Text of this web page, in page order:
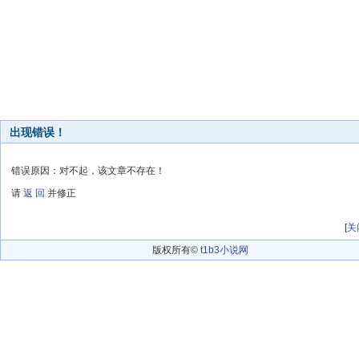
出现错误！
错误原因：对不起，该文章不存在！
请 返 回 并修正
[关
版权所有© t1b3小说网